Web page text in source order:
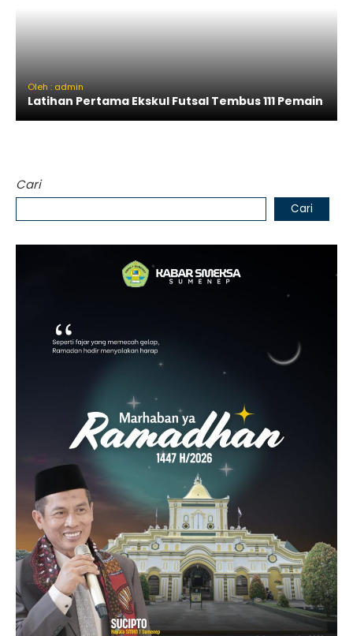
Oleh : admin
Latihan Pertama Ekskul Futsal Tembus 111 Pemain
Cari
Cari